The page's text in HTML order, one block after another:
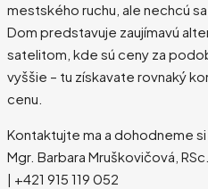
mestského ruchu, ale nechcú
Dom predstavuje zaujímavú
satelitom, kde sú ceny za
vyššie – tu získavate rovnaký
cenu.
Kontaktujte ma a dohodneme si
Mgr. Barbara Mruškovičová,
| +421 915 119 052